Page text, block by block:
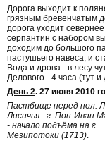
Дорога выходит к
грязным бревенчатым
дорога уходит
серпантин с набором
доходим до большого
пастушьего навеса, и
Вода и дрова - в лесу
Делового - 4 часа (тут
День 2. 27 июня 2010
Пастбище перед пол.
Лисичья - г. Поп-Иван
- начало подъёма на г.
Мезипотоки (1713)